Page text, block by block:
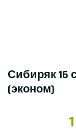
Сибиряк 16
(эконом)